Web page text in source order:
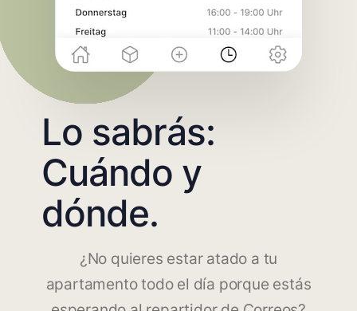
Lo sabrás:
Cuándo y
dónde.
¿No quieres estar atado a tu
apartamento todo el día porque estás